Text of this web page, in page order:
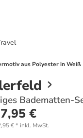
aus Polyester in Weiß
Badematten-
€
€* inkl. MwSt.